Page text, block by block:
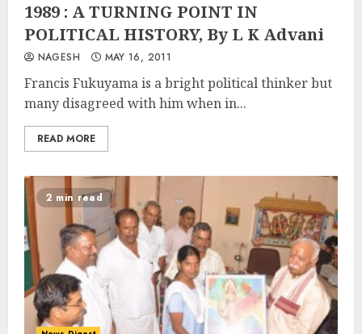
1989 : A TURNING POINT IN
POLITICAL HISTORY, By L K Advani
NAGESH MAY 16, 2011
Francis Fukuyama is a bright political thinker but
many disagreed with him when in...
READ MORE
2 min read